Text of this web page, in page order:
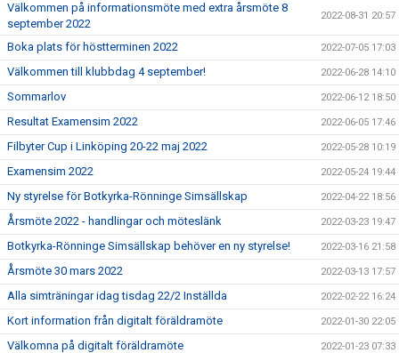
Välkommen på informationsmöte med extra årsmöte 8
september 2022
2022-08-31 20:57
Boka plats för höstterminen 2022 2022-07-05 17:03
Välkommen till klubbdag 4 september! 2022-06-28 14:10
Sommarlov 2022-06-12 18:50
Resultat Examensim 2022 2022-06-05 17:46
Filbyter Cup i Linköping 20-22 maj 2022 2022-05-28 10:19
Examensim 2022 2022-05-24 19:44
Ny styrelse för Botkyrka-Rönninge Simsällskap 2022-04-22 18:56
Årsmöte 2022 - handlingar och möteslänk 2022-03-23 19:47
Botkyrka-Rönninge Simsällskap behöver en ny styrelse! 2022-03-16 21:58
Årsmöte 30 mars 2022 2022-03-13 17:57
Alla simträningar idag tisdag 22/2 Inställda 2022-02-22 16:24
Kort information från digitalt föräldramöte 2022-01-30 22:05
Välkomna på digitalt föräldramöte 2022-01-23 07:33